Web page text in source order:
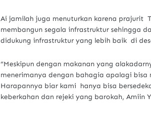
Ai jamilah juga menuturkan karena prajurit
membangun segala infrastruktur sehingga
didukung infrastruktur yang lebih baik di
“Meskipun dengan makanan yang
menerimanya dengan bahagia apalagi
Harapannya biar kami hanya bisa
keberkahan dan rejeki yang barokah, Amiin